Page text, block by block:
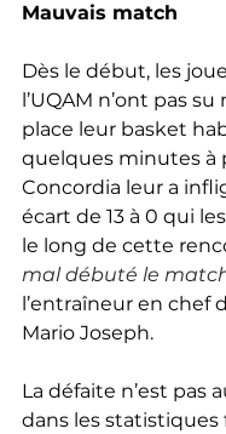
Mauvais match
Dès le début, les
l’UQAM n’ont pas
place leur basket
quelques minutes à
Concordia leur a
écart de 13 à 0 qui
le long de cette
mal débuté le
l’entraîneur en chef
Mario Joseph.
La défaite n’est pas
dans les statistiques